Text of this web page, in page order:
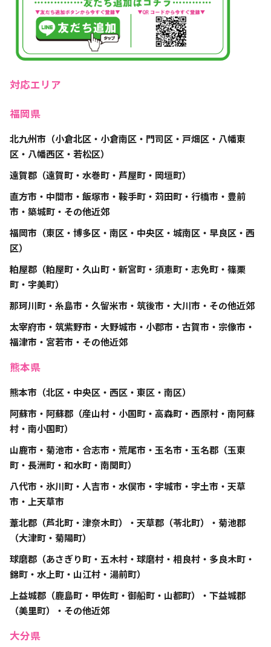
対応エリア
福岡県
北九州市（小倉北区・小倉南区・門司区・戸畑区・八幡東
区・八幡西区・若松区）
遠賀郡（遠賀町・水巻町・芦屋町・岡垣町）
直方市・中間市・飯塚市・鞍手町・苅田町・行橋市・豊前
市・築城町・その他近郊
福岡市（東区・博多区・南区・中央区・城南区・早良区・西
区）
粕屋郡（粕屋町・久山町・新宮町・須恵町・志免町・篠栗
町・宇美町）
那珂川町・糸島市・久留米市・筑後市・大川市・その他近郊
太宰府市・筑紫野市・大野城市・小郡市・古賀市・宗像市・
福津市・宮若市・その他近郊
熊本県
熊本市（北区・中央区・西区・東区・南区）
阿蘇市・阿蘇郡（産山村・小国町・高森町・西原村・南阿蘇
村・南小国町）
山鹿市・菊池市・合志市・荒尾市・玉名市・玉名郡（玉東
町・長洲町・和水町・南関町）
八代市・氷川町・人吉市・水俣市・宇城市・宇土市・天草
市・上天草市
葦北郡（芦北町・津奈木町）・天草郡（苓北町）・菊池郡
（大津町・菊陽町）
球磨郡（あさぎり町・五木村・球磨村・相良村・多良木町・
錦町・水上町・山江村・湯前町）
上益城郡（鹿島町・甲佐町・御船町・山都町）・下益城郡
（美里町）・その他近郊
大分県